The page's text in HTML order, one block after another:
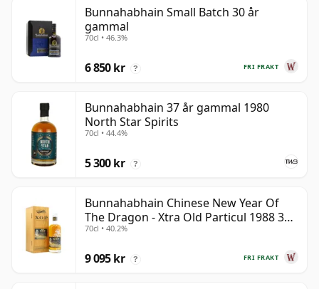
Bunnahabhain Small Batch 30 år
gammal
70cl • 46.3%
FRI FRAKT
6 850 kr ?
Bunnahabhain 37 år gammal 1980
North Star Spirits
70cl • 44.4%
5 300 kr ?
Bunnahabhain Chinese New Year Of
The Dragon - Xtra Old Particul 1988 35
år gammal
70cl • 40.2%
FRI FRAKT
9 095 kr ?